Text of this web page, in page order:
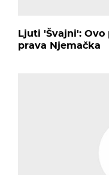
Ljuti 'Švajni':
prava Njemačka